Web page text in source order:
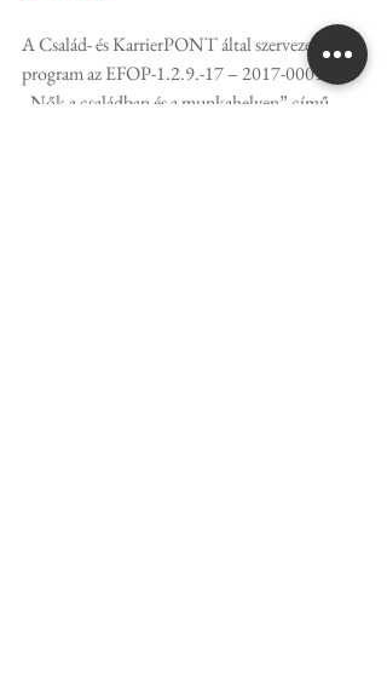
A Család- és KarrierPONT által szervezett
program az EFOP-1.2.9.-17 – 2017-00019
„Nők a családban és a munkahelyen” című